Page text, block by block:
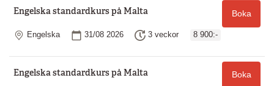
Engelska standardkurs på Malta Boka
Plats
Engelska Startdatum
31/08 2026 Längd
3 veckor 8 900:-
Engelska standardkurs på Malta Boka